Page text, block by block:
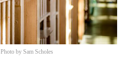
Photo by Sam Scholes